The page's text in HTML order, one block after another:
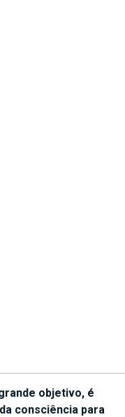
objetivo, é
consciência para